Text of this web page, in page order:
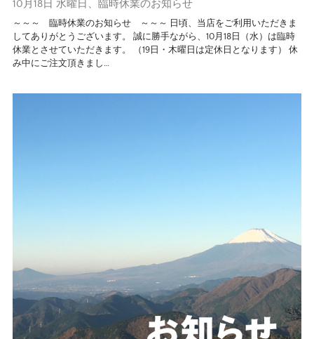
10月18日 水曜日、臨時休業のお知らせ
～～～ 臨時休業のお知らせ ～～～ 日頃、当店をご利用いただきま
してありがとうございます。 誠に勝手ながら、10月18日（水）は臨時
休業とさせていただきます。 （19日・木曜日は定休日となります） 休
み中にご注文頂きまし…